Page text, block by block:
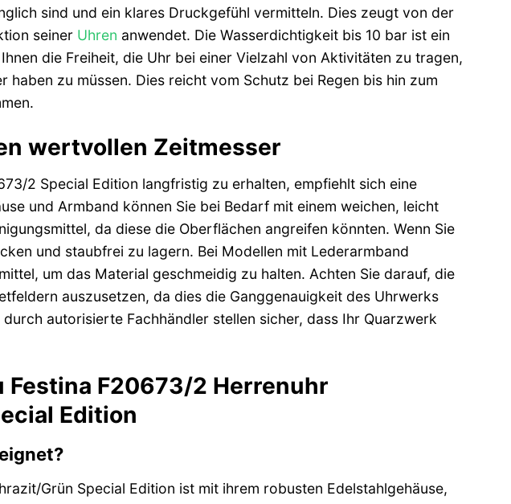
sind und ein klares Druckgefühl vermitteln. Dies zeugt von der
seiner Uhren anwendet. Die Wasserdichtigkeit bis 10 bar ist ein
die Freiheit, die Uhr bei einer Vielzahl von Aktivitäten zu tragen,
zu müssen. Dies reicht vom Schutz bei Regen bis hin zum
wertvollen Zeitmesser
2 Special Edition langfristig zu erhalten, empfiehlt sich eine
und Armband können Sie bei Bedarf mit einem weichen, leicht
da diese die Oberflächen angreifen könnten. Wenn Sie
und staubfrei zu lagern. Bei Modellen mit Lederarmband
um das Material geschmeidig zu halten. Achten Sie darauf, die
auszusetzen, da dies die Ganggenauigkeit des Uhrwerks
autorisierte Fachhändler stellen sicher, dass Ihr Quarzwerk
Festina F20673/2 Herrenuhr
Edition
Grün Special Edition ist mit ihrem robusten Edelstahlgehäuse,